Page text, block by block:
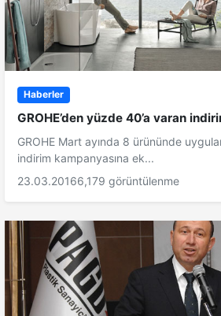
Haberler
GROHE’den yüzde 40’a varan
GROHE Mart ayında 8 ürününde
indirim kampanyasına ek...
23.03.20166,179 görüntülenme